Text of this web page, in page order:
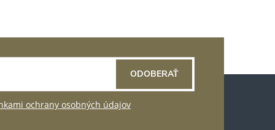
ochrany osobných údajov
ODOBERAŤ